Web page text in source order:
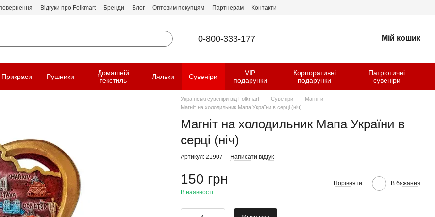
Відгуки про Folkmart Бренди Блог Оптовим покупцям Партнерам Контакти
0-800-333-177 Мій кошик
Прикраси Рушники
Домашній
текстиль
Ляльки Сувеніри
VIP
подарунки
Корпоративні
подарунки
Патріотичні
сувеніри
Українські сувеніри від Folkmart Сувеніри
Магніти
Магніт на холодильник Мапа України в серці (ніч)
Магніт на холодильник Мапа України в
серці (ніч)
Артикул: 21907 Написати відгук
150 грн
В наявності
Порівняти В бажання